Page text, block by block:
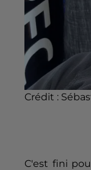
Crédit :
C'est fini